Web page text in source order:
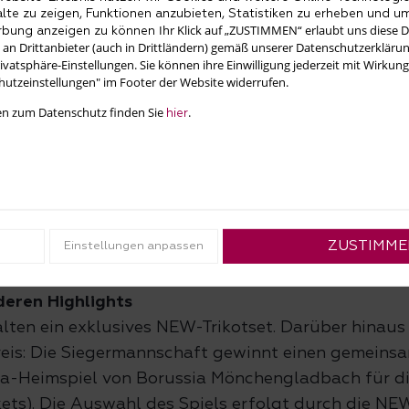
Viersen sowie Mönchengladbach – starten
Höhepunkt ist das große Finale am 11.
der Regionen aufeinandertreffen. Der
über Vorrundenturniere in den drei
besten zwölf Teams pro Vorrunde
KidsCup 2026. Dort erwartet die
ein buntes Rahmenprogramm und
Highlights
ein exklusives NEW-Trikotset. Darüber
Die Siegermannschaft gewinnt einen
Heimspiel von Borussia Mönchengladbach für
Die Auswahl des Spiels erfolgt durch die
zu zeigen, Funktionen anzubieten, Statistiken zu erheben und
anzeigen zu können Ihr Klick auf „ZUSTIMMEN“ erlaubt uns diese
an Drittanbieter (auch in Drittländern) gemäß unserer
Einstellungen. Sie können ihre Einwilligung jederzeit mit
im Footer der Website widerrufen.
zum Datenschutz finden Sie hier.
Einstellungen anpassen